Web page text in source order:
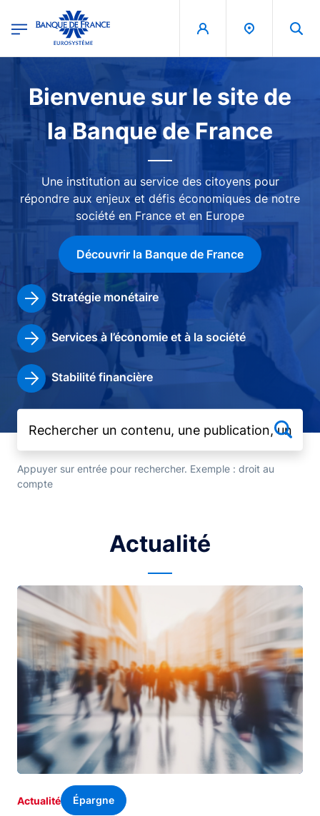
Banque de France - Menu Principal
Bienvenue sur le site de
la Banque de France
Une institution au service des citoyens pour
répondre aux enjeux et défis économiques de notre
société en France et en Europe
Découvrir la Banque de France
Stratégie monétaire
Services à l’économie et à la société
Stabilité financière
Appuyer sur entrée pour rechercher. Exemple : droit au
compte
Actualité
Image
Actualité Épargne